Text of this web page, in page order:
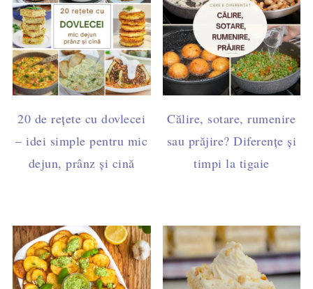
20 de rețete cu dovlecei
– idei simple pentru mic
dejun, prânz și cină
Călire, sotare, rumenire
sau prăjire? Diferențe și
timpi la tigaie